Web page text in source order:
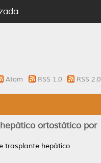
Atom RSS 1.0 RSS 2.0
ortostático por
trasplante hepático